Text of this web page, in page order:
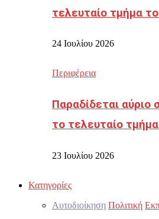
τελευταίο τμήμα
24 Ιουλίου 2026
Περιφέρεια
Παραδίδεται αύριο
το τελευταίο
23 Ιουλίου 2026
Κατηγορίες
Αυτοδιοίκηση Πολιτική